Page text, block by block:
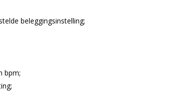
beleggingsinstelling;
bpm;